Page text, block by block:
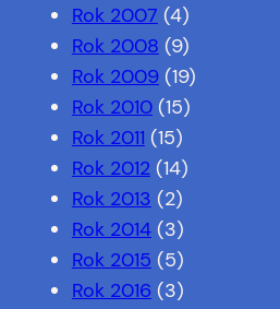
Rok 2007 (4)
Rok 2008 (9)
Rok 2009(19)
Rok 2010(15)
Rok 2011 (15)
Rok 2012(14)
Rok 2013 (2)
Rok 2014(3)
Rok 2015 (5)
Rok 2016 (3)